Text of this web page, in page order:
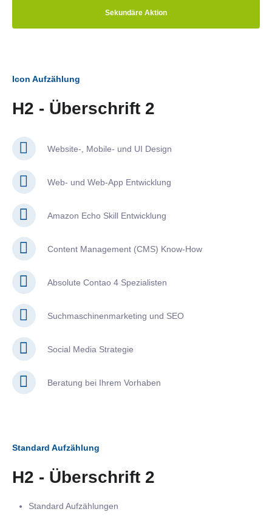
Sekundäre Aktion
Icon Aufzählung
H2 - Überschrift 2
Website-, Mobile- und UI Design
Web- und Web-App Entwicklung
Amazon Echo Skill Entwicklung
Content Management (CMS) Know-How
Absolute Contao 4 Spezialisten
Suchmaschinenmarketing und SEO
Social Media Strategie
Beratung bei Ihrem Vorhaben
Standard Aufzählung
H2 - Überschrift 2
Standard Aufzählungen